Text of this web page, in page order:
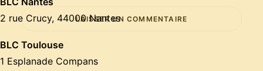
2 rue Crucy, 44000 Nantes
BLC Toulouse
1 Esplanade Compans